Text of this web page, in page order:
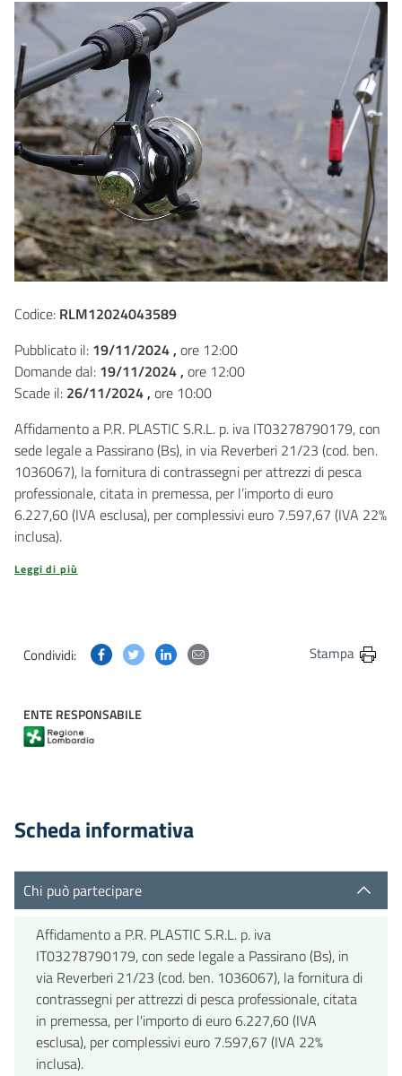
Codice: RLM12024043589
Pubblicato il: 19/11/2024 , ore 12:00
Domande dal: 19/11/2024 , ore 12:00
Scade il: 26/11/2024 , ore 10:00
Affidamento a P.R. PLASTIC S.R.L. p. iva IT03278790179, con
sede legale a Passirano (Bs), in via Reverberi 21/23 (cod. ben.
1036067), la fornitura di contrassegni per attrezzi di pesca
professionale, citata in premessa, per l’importo di euro
6.227,60 (IVA esclusa), per complessivi euro 7.597,67 (IVA 22%
inclusa).
Leggi di più
Condividi: Condividi questa pagina su Facebook
Condividi questa pagina su Twitter
Condividi questa pagina su Linkedin
Condividi questa pagina via
Stampa
ENTE RESPONSABILE
Scheda informativa
Chi può partecipare
Affidamento a P.R. PLASTIC S.R.L. p. iva
IT03278790179, con sede legale a Passirano (Bs), in
via Reverberi 21/23 (cod. ben. 1036067), la fornitura di
contrassegni per attrezzi di pesca professionale, citata
in premessa, per l'importo di euro 6.227,60 (IVA
esclusa), per complessivi euro 7.597,67 (IVA 22%
inclusa).